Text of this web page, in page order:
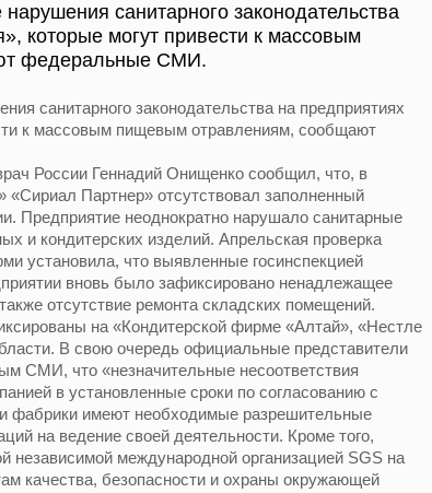
санитарного законодательства
которые могут привести к массовым
федеральные СМИ.
санитарного законодательства на предприятиях
к массовым пищевым отравлениям, сообщают
России Геннадий Онищенко сообщил, что, в
Партнер» отсутствовал заполненный
Предприятие неоднократно нарушало санитарные
и кондитерских изделий. Апрельская проверка
установила, что выявленные госинспекцией
вновь было зафиксировано ненадлежащее
отсутствие ремонта складских помещений.
на «Кондитерской фирме «Алтай», «Нестле
В свою очередь официальные представители
СМИ, что «незначительные несоответствия
в установленные сроки по согласованию с
фабрики имеют необходимые разрешительные
на ведение своей деятельности. Кроме того,
независимой международной организацией SGS на
качества, безопасности и охраны окружающей